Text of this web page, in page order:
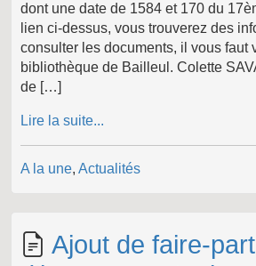
dont une date de 1584 et 170 du
lien ci-dessus, vous trouverez des
consulter les documents, il vous faut
bibliothèque de Bailleul. Colette
de […]
Lire la suite...
A la une, Actualités
Ajout de faire-